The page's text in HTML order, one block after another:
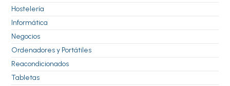
Hostelería
Informática
Negocios
Ordenadores y Portátiles
Reacondicionados
Tabletas